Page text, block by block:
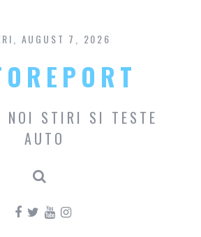
content
AUGUST 7, 2026
NOI STIRI SI TESTE
AUTO